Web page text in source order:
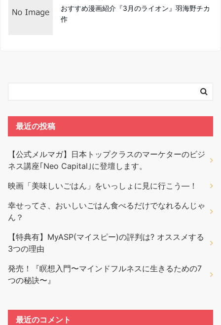
おすすめ漫画紹介『3月のライオン』羽海野チカ
作
最近の投稿
【公式メルマガ】日本トップクラスのマーケターのビジ
ネス講座｢Neo Capital｣に登壇します。
映画「美味しいごはん」をいっしょに見に行こう―！
幸せってさ、おいしいごはん食べるだけでなれるんじゃ
ん？
【特典有】MyASP(マイスピー)の評判は? オススメする
3つの理由
発売！『瞑想入門〜マインドフルネスに生きるための7
つの秘訣〜』
最近のコメント